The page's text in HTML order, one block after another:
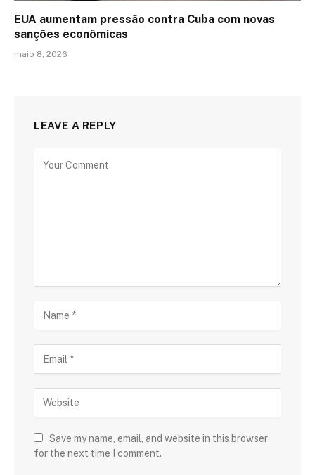
EUA aumentam pressão contra Cuba com novas
sanções econômicas
maio 8, 2026
LEAVE A REPLY
Save my name, email, and website in this browser
for the next time I comment.